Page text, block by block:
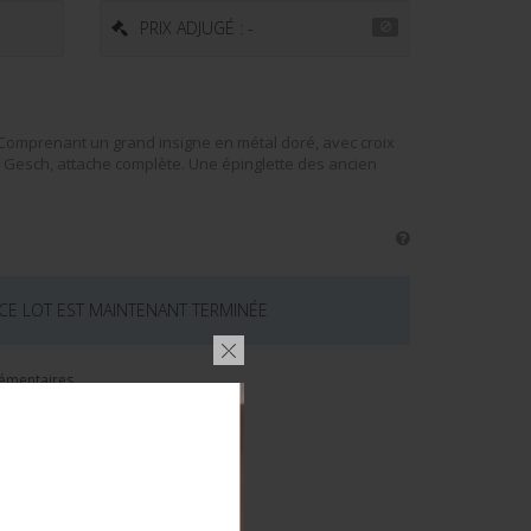
PRIX ADJUGÉ : -
un grand insigne en métal doré, avec croix
attache complète. Une épinglette des ancien
LOT EST MAINTENANT TERMINÉE